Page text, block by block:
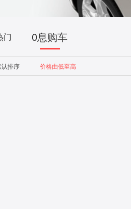
门 0息购车
认排序 价格由低至高